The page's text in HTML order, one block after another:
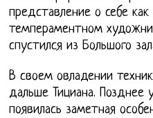
представление о себе
темпераментном
спустился из Большого
В своем овладении
дальше Тициана. Позднее
появилась заметная